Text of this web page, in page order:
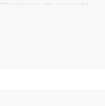
и его команде.